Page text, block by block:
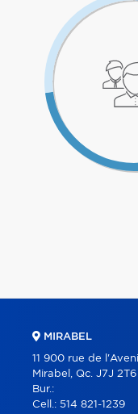
MIRABEL
11 900 rue de
Mirabel, Qc. J7J 2T6
Bur.:
Cell.: 514 821-1239